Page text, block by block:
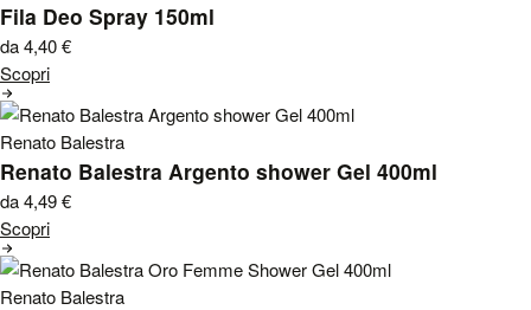
Fila Deo Spray 150ml
da 4,40€
Scopri
Renato Balestra
Renato Balestra Argento shower Gel 400ml
da 4,49€
Scopri
Renato Balestra